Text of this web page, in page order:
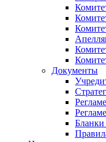
Документы
Бланки